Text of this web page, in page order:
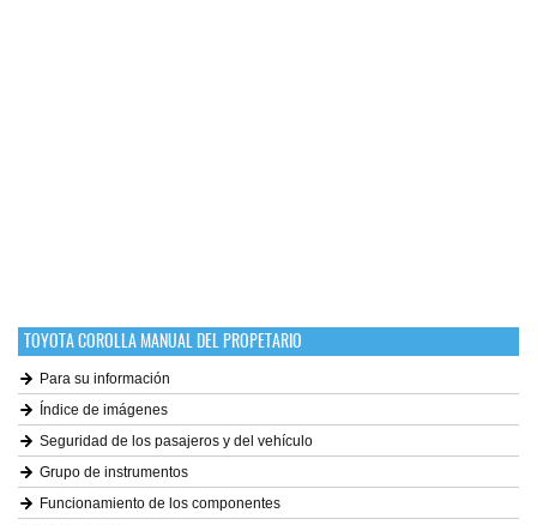
TOYOTA COROLLA MANUAL DEL PROPETARIO
Para su información
Índice de imágenes
Seguridad de los pasajeros y del vehículo
Grupo de instrumentos
Funcionamiento de los componentes